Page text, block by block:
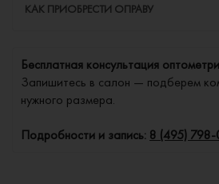
КАК ПРИОБРЕСТИ ОПРАВУ
Бесплатная консультация
Запишитесь в салон — подберем
нужного размера.
Подробности и запись: 8 (495)